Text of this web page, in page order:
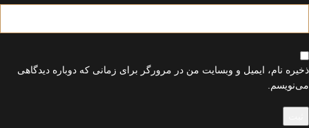
ذخیره نام، ایمیل و وبسایت من در مرورگر برای زمانی که دوباره دیدگاهی
می‌نویسم.